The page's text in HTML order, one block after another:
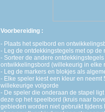
Voorbereiding :
- Plaats het spelbord en
- Leg de ontdekkingstegels met op de
- Sorteer de andere
ontwikkelingsbord (willekeurig in elke
- Leg de markers en blokjes als
- Elke speler kiest een kleur en
willekeurige volgorde
- De speler die onderaan de stapel
deze op het speelbord (kruis naar
gebieden worden niet gebruikt tijdens